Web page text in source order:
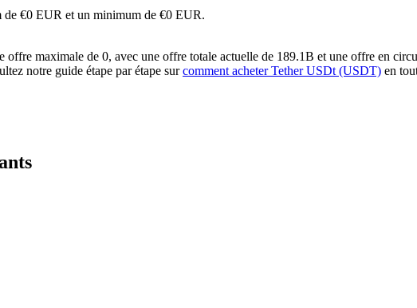
de €0 EUR et un minimum de €0 EUR.
maximale de 0, avec une offre totale actuelle de 189.1B et une offre en
notre guide étape par étape surcomment acheter Tether USDt (USDT) en